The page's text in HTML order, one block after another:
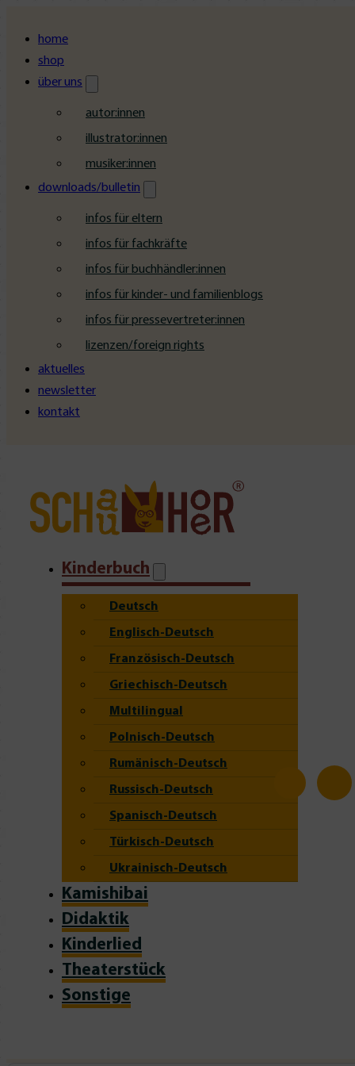
home
shop
über uns
autor:innen
illustrator:innen
musiker:innen
downloads/bulletin
infos für eltern
infos für fachkräfte
infos für buchhändler:innen
infos für kinder- und familienblogs
infos für pressevertreter:innen
lizenzen/foreign rights
aktuelles
newsletter
kontakt
Kinderbuch
Deutsch
Englisch-Deutsch
Französisch-Deutsch
Griechisch-Deutsch
Multilingual
Polnisch-Deutsch
Rumänisch-Deutsch
Russisch-Deutsch
Spanisch-Deutsch
Türkisch-Deutsch
Ukrainisch-Deutsch
Kamishibai
Didaktik
Kinderlied
Theaterstück
Sonstige